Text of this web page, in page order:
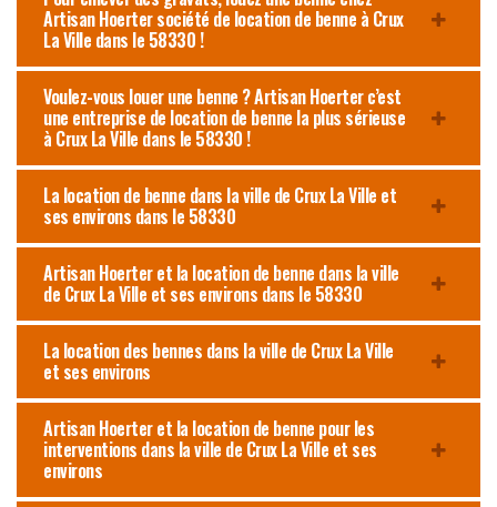
Artisan Hoerter société de location de benne à Crux
La Ville dans le 58330 !
Voulez-vous louer une benne ? Artisan Hoerter c’est
une entreprise de location de benne la plus sérieuse
à Crux La Ville dans le 58330 !
La location de benne dans la ville de Crux La Ville et
ses environs dans le 58330
Artisan Hoerter et la location de benne dans la ville
de Crux La Ville et ses environs dans le 58330
La location des bennes dans la ville de Crux La Ville
et ses environs
Artisan Hoerter et la location de benne pour les
interventions dans la ville de Crux La Ville et ses
environs